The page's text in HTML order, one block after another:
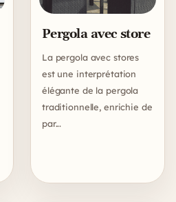
Pergola avec store
La pergola avec stores
est une interprétation
élégante de la pergola
traditionnelle, enrichie de
par...